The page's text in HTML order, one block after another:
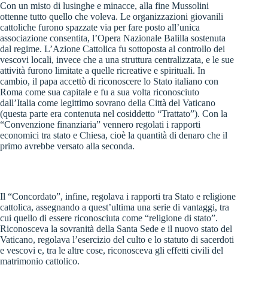
Con un misto di lusinghe e minacce, alla fine Mussolini
ottenne tutto quello che voleva. Le organizzazioni giovanili
cattoliche furono spazzate via per fare posto all’unica
associazione consentita, l’Opera Nazionale Balilla sostenuta
dal regime. L’Azione Cattolica fu sottoposta al controllo dei
vescovi locali, invece che a una struttura centralizzata, e le sue
attività furono limitate a quelle ricreative e spirituali. In
cambio, il papa accettò di riconoscere lo Stato italiano con
Roma come sua capitale e fu a sua volta riconosciuto
dall’Italia come legittimo sovrano della Città del Vaticano
(questa parte era contenuta nel cosiddetto “Trattato”). Con la
“Convenzione finanziaria” vennero regolati i rapporti
economici tra stato e Chiesa, cioè la quantità di denaro che il
primo avrebbe versato alla seconda.
Il “Concordato”, infine, regolava i rapporti tra Stato e religione
cattolica, assegnando a quest’ultima una serie di vantaggi, tra
cui quello di essere riconosciuta come “religione di stato”.
Riconosceva la sovranità della Santa Sede e il nuovo stato del
Vaticano, regolava l’esercizio del culto e lo statuto di sacerdoti
e vescovi e, tra le altre cose, riconosceva gli effetti civili del
matrimonio cattolico.